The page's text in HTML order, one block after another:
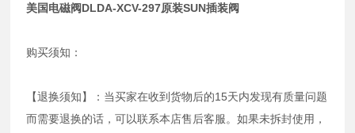
美国电磁阀DLDA-XCV-297原装SUN插装阀
购买须知：
【退换须知】：当买家在收到货物后的15天内发现有质量问题
而需要退换的话，可以联系本店售后客服。如果未拆封使用，